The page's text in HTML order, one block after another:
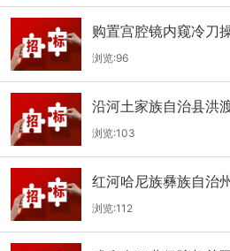
购置宫腔镜内窥冷刀
（双盲+远程异地+分
浏览:96
沿河土家族自治县洪
镇中心卫生院县域医
目的公开招标公告
浏览:103
红河哈尼族彝族自治
（二次）公开招标公告
浏览:112